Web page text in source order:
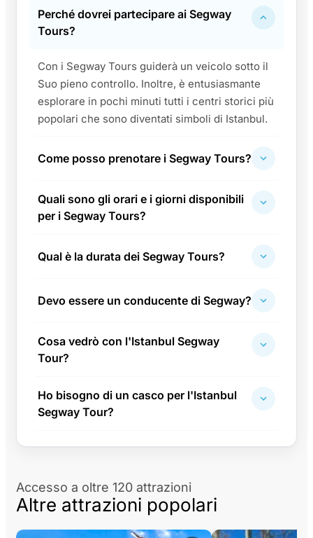
Perché dovrei partecipare ai Segway
Tours?
Con i Segway Tours guiderà un veicolo sotto il
Suo pieno controllo. Inoltre, è entusiasmante
esplorare in pochi minuti tutti i centri storici più
popolari che sono diventati simboli di Istanbul.
Come posso prenotare i Segway Tours?
Quali sono gli orari e i giorni disponibili
per i Segway Tours?
Qual è la durata dei Segway Tours?
Devo essere un conducente di Segway?
Cosa vedrò con l'Istanbul Segway
Tour?
Ho bisogno di un casco per l'Istanbul
Segway Tour?
Accesso a oltre 120 attrazioni
Altre attrazioni popolari